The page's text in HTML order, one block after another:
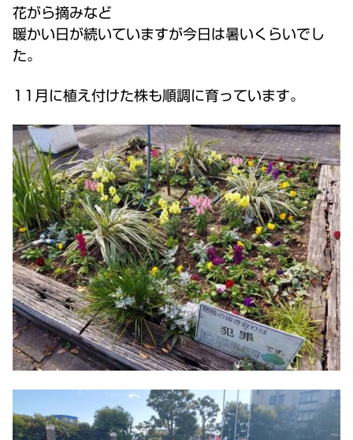
花がら摘みなど
暖かい日が続いていますが今日は暑いくらいでし
た。
11月に植え付けた株も順調に育っています。